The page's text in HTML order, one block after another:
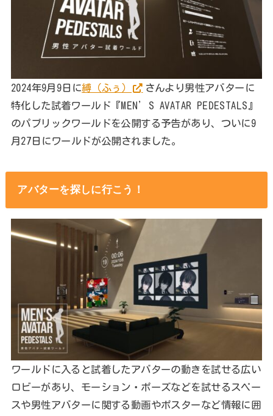
2024年9月9日に縛（ふぅ）
さんより男性アバターに
特化した試着ワールド『MEN’S AVATAR PEDESTALS』
のパブリックワールドを公開する予告があり、ついに9
月27日にワールドが公開されました。
アバターを探しに行こう！
ワールドに入ると試着したアバターの動きを試せる広い
ロビーがあり、モーション・ポーズなどを試せるスペー
スや男性アバターに関する動画やポスターなど情報に囲